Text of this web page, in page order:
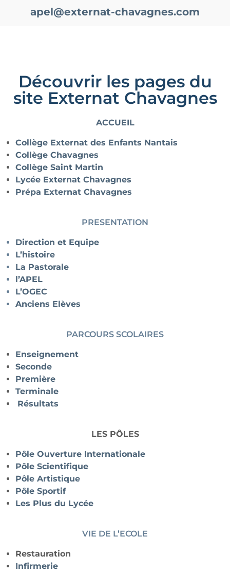
apel@externat-chavagnes.com
Découvrir les pages du
site Externat Chavagnes
ACCUEIL
Collège Externat des Enfants Nantais
Collège Chavagnes
Collège Saint Martin
Lycée Externat Chavagnes
Prépa Externat Chavagnes
PRESENTATION
Direction et Equipe
L’histoire
La Pastorale
l’APEL
L’OGEC
Anciens Elèves
PARCOURS SCOLAIRES
Enseignement
Seconde
Première
Terminale
Résultats
LES PÔLES
Pôle Ouverture Internationale
Pôle Scientifique
Pôle Artistique
Pôle Sportif
Les Plus du Lycée
VIE DE L’ECOLE
Restauration
Infirmerie